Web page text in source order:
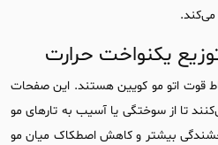
می‌کند.
یکنواخت حرارت
قوت اتو مو کویین هستند. این صفحات
تا از سوختگی یا آسیب به تارهای مو
بیشتر و کاهش اصطکاک میان مو